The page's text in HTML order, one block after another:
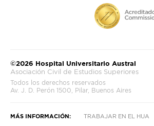
©2026 Hospital Universitario Austral
Asociación Civil de Estudios Superiores
Todos los derechos reservados
Av. J. D. Perón 1500, Pilar, Buenos Aires
MÁS INFORMACIÓN: TRABAJAR EN EL HUA